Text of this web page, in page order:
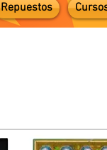
Repuestos